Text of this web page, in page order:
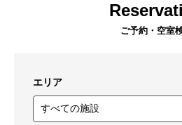
ご予約・空室
エリア